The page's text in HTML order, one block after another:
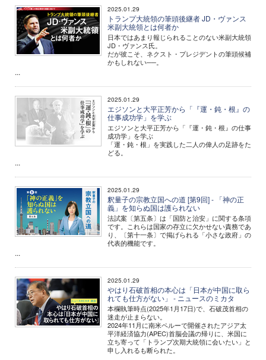
2025.01.29
トランプ大統領の筆頭後継者 JD・ヴァンス
米副大統領とは何者か
日本ではあまり報じられることのない米副大統領
JD・ヴァンス氏。
だが彼こそ、ネクスト・プレジデントの筆頭候補
かもしれない──。
...
2025.01.29
エジソンと大平正芳から「『運・鈍・根』の
仕事成功学」を学ぶ
エジソンと大平正芳から「『運・鈍・根』の仕事
成功学」を学ぶ
「運・鈍・根」を実践した二人の偉人の足跡をた
どる。
...
2025.01.29
釈量子の宗教立国への道 [第9回] - 「神の正
義」を知らぬ国は護られない
法試案〔第五条〕は「国防と治安」に関する条項
です。これらは国家の存立に欠かせない責務であ
り、〔第十一条〕で掲げられる「小さな政府」の
代表的機能です。
...
2025.01.29
やはり石破首相の本心は「日本が中国に取ら
れても仕方がない」 - ニュースのミカタ
本欄執筆時点(2025年1月17日)で、石破茂首相の
迷走が止まらない。
2024年11月に南米ペルーで開催されたアジア太
平洋経済協力(APEC)首脳会議の帰りに、米国に
立ち寄って「トランプ次期大統領に会いたい」と
申し入れるも断られた。